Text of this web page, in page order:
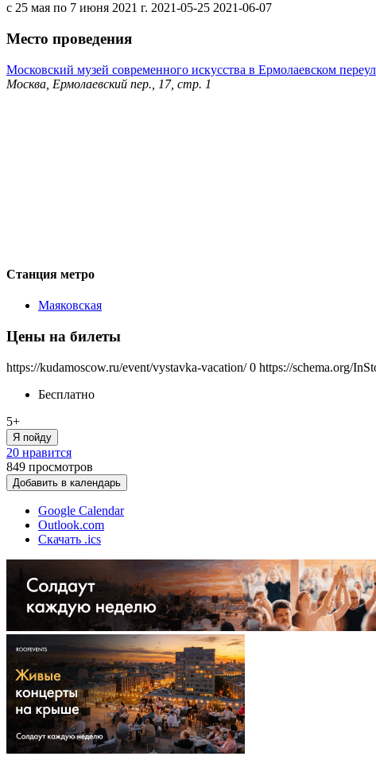
с 25 мая по 7 июня 2021 г. 2021-05-25 2021-06-07
Место проведения
Московский музей современного искусства в Ермолаевском
Москва, Ермолаевский пер., 17, стр. 1
Станция метро
Маяковская
Цены на билеты
https://kudamoscow.ru/event/vystavka-vacation/ 0 https://schema.org/
Бесплатно
5+
Я пойду
20 нравится
849 просмотров
Добавить в календарь
Google Calendar
Outlook.com
Скачать .ics